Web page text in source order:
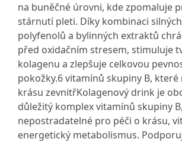
na buněčné úrovni, kde zpomaluje
stárnutí pleti. Díky kombinaci
polyfenolů a bylinných extraktů
před oxidačním stresem, stimuluje
kolagenu a zlepšuje celkovou
pokožky.6 vitamínů skupiny B,
krásu zevnitřKolagenový drink je
důležitý komplex vitamínů skupiny
nepostradatelné pro péči o krásu,
energetický metabolismus.